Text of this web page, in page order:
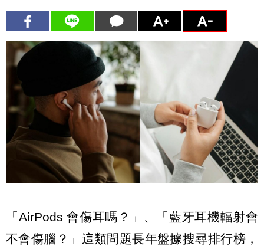
「AirPods 會傷耳嗎？」、「藍牙耳機輻射會
不會傷腦？」這類問題長年盤據搜尋排行榜，